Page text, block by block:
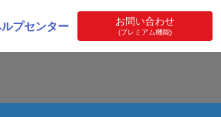
プセンター お問い合わせ
(プレミアム機能)